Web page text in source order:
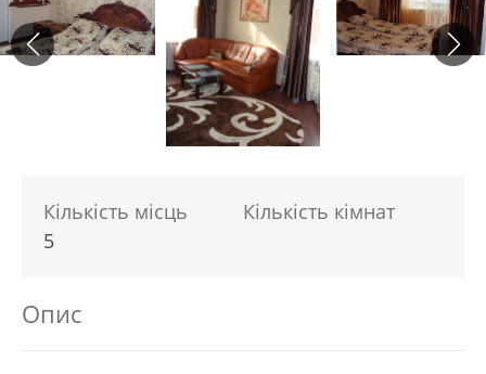
Кількість місць
5
Кількість кімнат
Опис